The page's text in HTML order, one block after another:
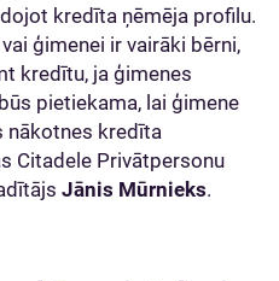
kredīta ņēmēja profilu.
ģimenei ir vairāki bērni,
kredītu, ja ģimenes
pietiekama, lai ģimene
nākotnes kredīta
Citadele Privātpersonu
Jānis Mūrnieks.